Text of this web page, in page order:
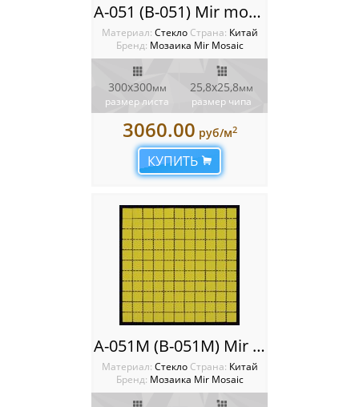
A-051 (B-051) Mir mosaic
Материал: Стекло Cтрана: Китай
Бренд: Мозаика Mir Mosaic
300x300мм
размер листа
25,8х25,8мм
размер чипа
3060.00 руб/м2
КУПИТЬ
A-051M (B-051M) Mir mosaic
Материал: Стекло Cтрана: Китай
Бренд: Мозаика Mir Mosaic